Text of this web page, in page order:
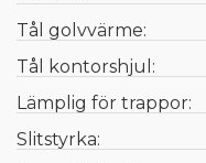
Tål golvvärme:
Tål kontorshjul:
Lämplig för trappor:
Slitstyrka: